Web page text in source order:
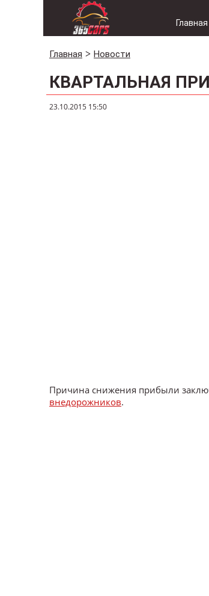
Главная
Главная Новости
КВАРТАЛЬНАЯ
23.10.2015 15:50
Причина снижения прибыли
внедорожников.